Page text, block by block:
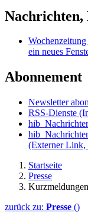
Nachrichten,
ein neues
Abonnement
Newsletter
RSS-Dienste
(Externer Link,
Startseite
Presse
zurück zu: Presse ()